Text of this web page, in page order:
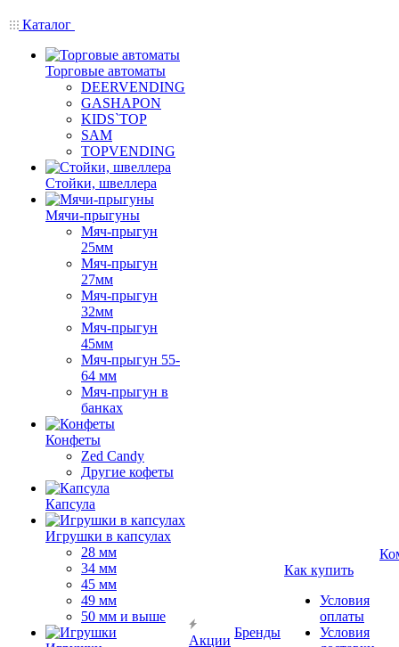
Каталог
Торговые автоматы
DEERVENDING
GASHAPON
KIDS`TOP
SAM
TOPVENDING
Стойки, швеллера
Мячи-прыгуны
Мяч-прыгун
25мм
Мяч-прыгун
27мм
Мяч-прыгун
32мм
Мяч-прыгун
45мм
Мяч-прыгун 55-
64 мм
Мяч-прыгун в
банках
Конфеты
Zed Candy
Другие кофеты
Капсула
Игрушки в капсулах
28 мм
34 мм
45 мм
49 мм
50 мм и выше
Акции
Бренды
Как купить
Условия
оплаты
Условия